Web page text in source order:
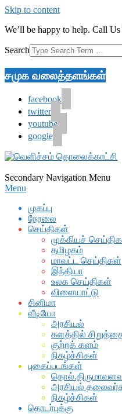
Skip to content
We’ll be happy to help. Call
Search
சமுக வலைத்தளங்கள்
facebook
twitter
youtube
google
Secondary Navigation Menu
Menu
முகப்பு
நேரலை
செய்திகள்
முக்கியச்
தமிழகம்
மாவட்ட செய்திகள்
இந்தியா
உலக செய்திகள்
விளையாட்டு
சினிமா
வீடியோ
அரசியல்
களத்தில்
குற்றக் களம்
நிகழ்ச்சிகள்
புகைப்படங்கள்
அரசியல்
நிகழ்ச்சிகள்
தொடர்புக்கு